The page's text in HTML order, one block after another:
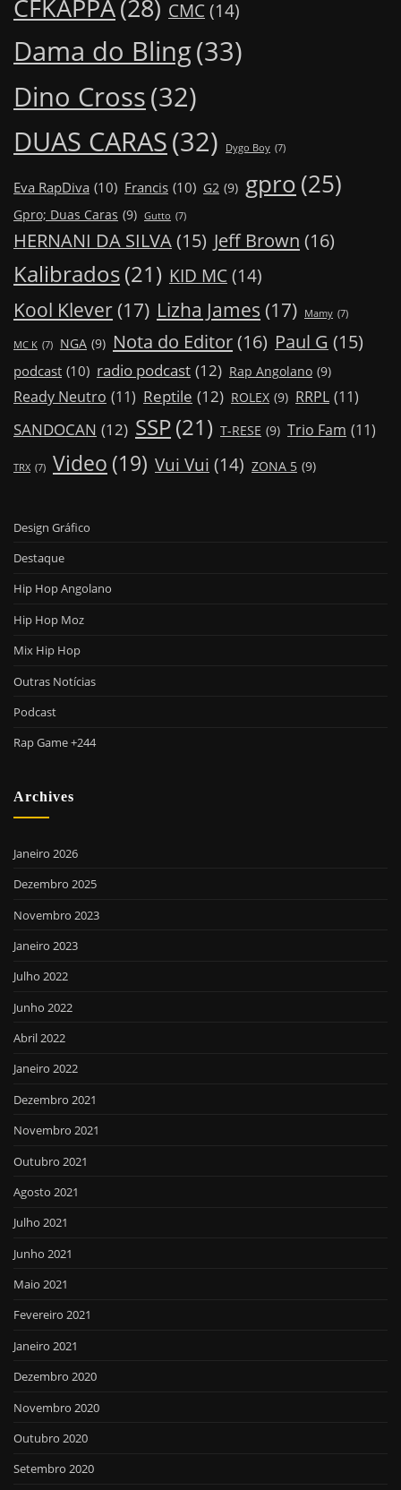
CFKAPPA(28) CMC (14)
Dama do Bling(33)
Dino Cross(32)
DUAS CARAS(32) Dygo Boy (7)
Eva RapDiva (10) Francis (10) G2 (9) gpro(25)
Gpro; Duas Caras (9) Gutto (7)
HERNANI DA SILVA(15) Jeff Brown (16)
Kalibrados(21) KID MC (14)
Kool Klever (17) Lizha James (17) Mamy (7)
MC K (7) NGA (9) Nota do Editor(16) Paul G (15)
podcast (10) radio podcast (12) Rap Angolano (9)
Ready Neutro (11) Reptile (12) ROLEX (9) RRPL (11)
SANDOCAN (12) SSP(21) T-RESE (9) Trio Fam (11)
TRX (7) Video (19) Vui Vui (14) ZONA 5 (9)
Design Gráfico
Destaque
Hip Hop Angolano
Hip Hop Moz
Mix Hip Hop
Outras Notícias
Podcast
Rap Game +244
Archives
Janeiro 2026
Dezembro 2025
Novembro 2023
Janeiro 2023
Julho 2022
Junho 2022
Abril 2022
Janeiro 2022
Dezembro 2021
Novembro 2021
Outubro 2021
Agosto 2021
Julho 2021
Junho 2021
Maio 2021
Fevereiro 2021
Janeiro 2021
Dezembro 2020
Novembro 2020
Outubro 2020
Setembro 2020